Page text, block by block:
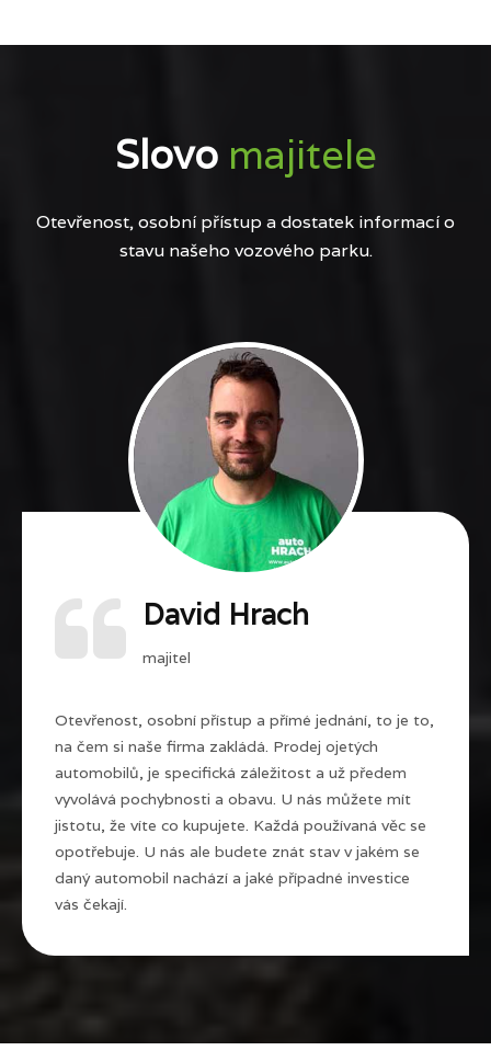
Slovo majitele
Otevřenost, osobní přístup a dostatek informací o
stavu našeho vozového parku.
David Hrach
majitel
Otevřenost, osobní přístup a přímé jednání, to je to,
na čem si naše firma zakládá. Prodej ojetých
automobilů, je specifická záležitost a už předem
vyvolává pochybnosti a obavu. U nás můžete mít
jistotu, že víte co kupujete. Každá používaná věc se
opotřebuje. U nás ale budete znát stav v jakém se
daný automobil nachází a jaké případné investice
vás čekají.